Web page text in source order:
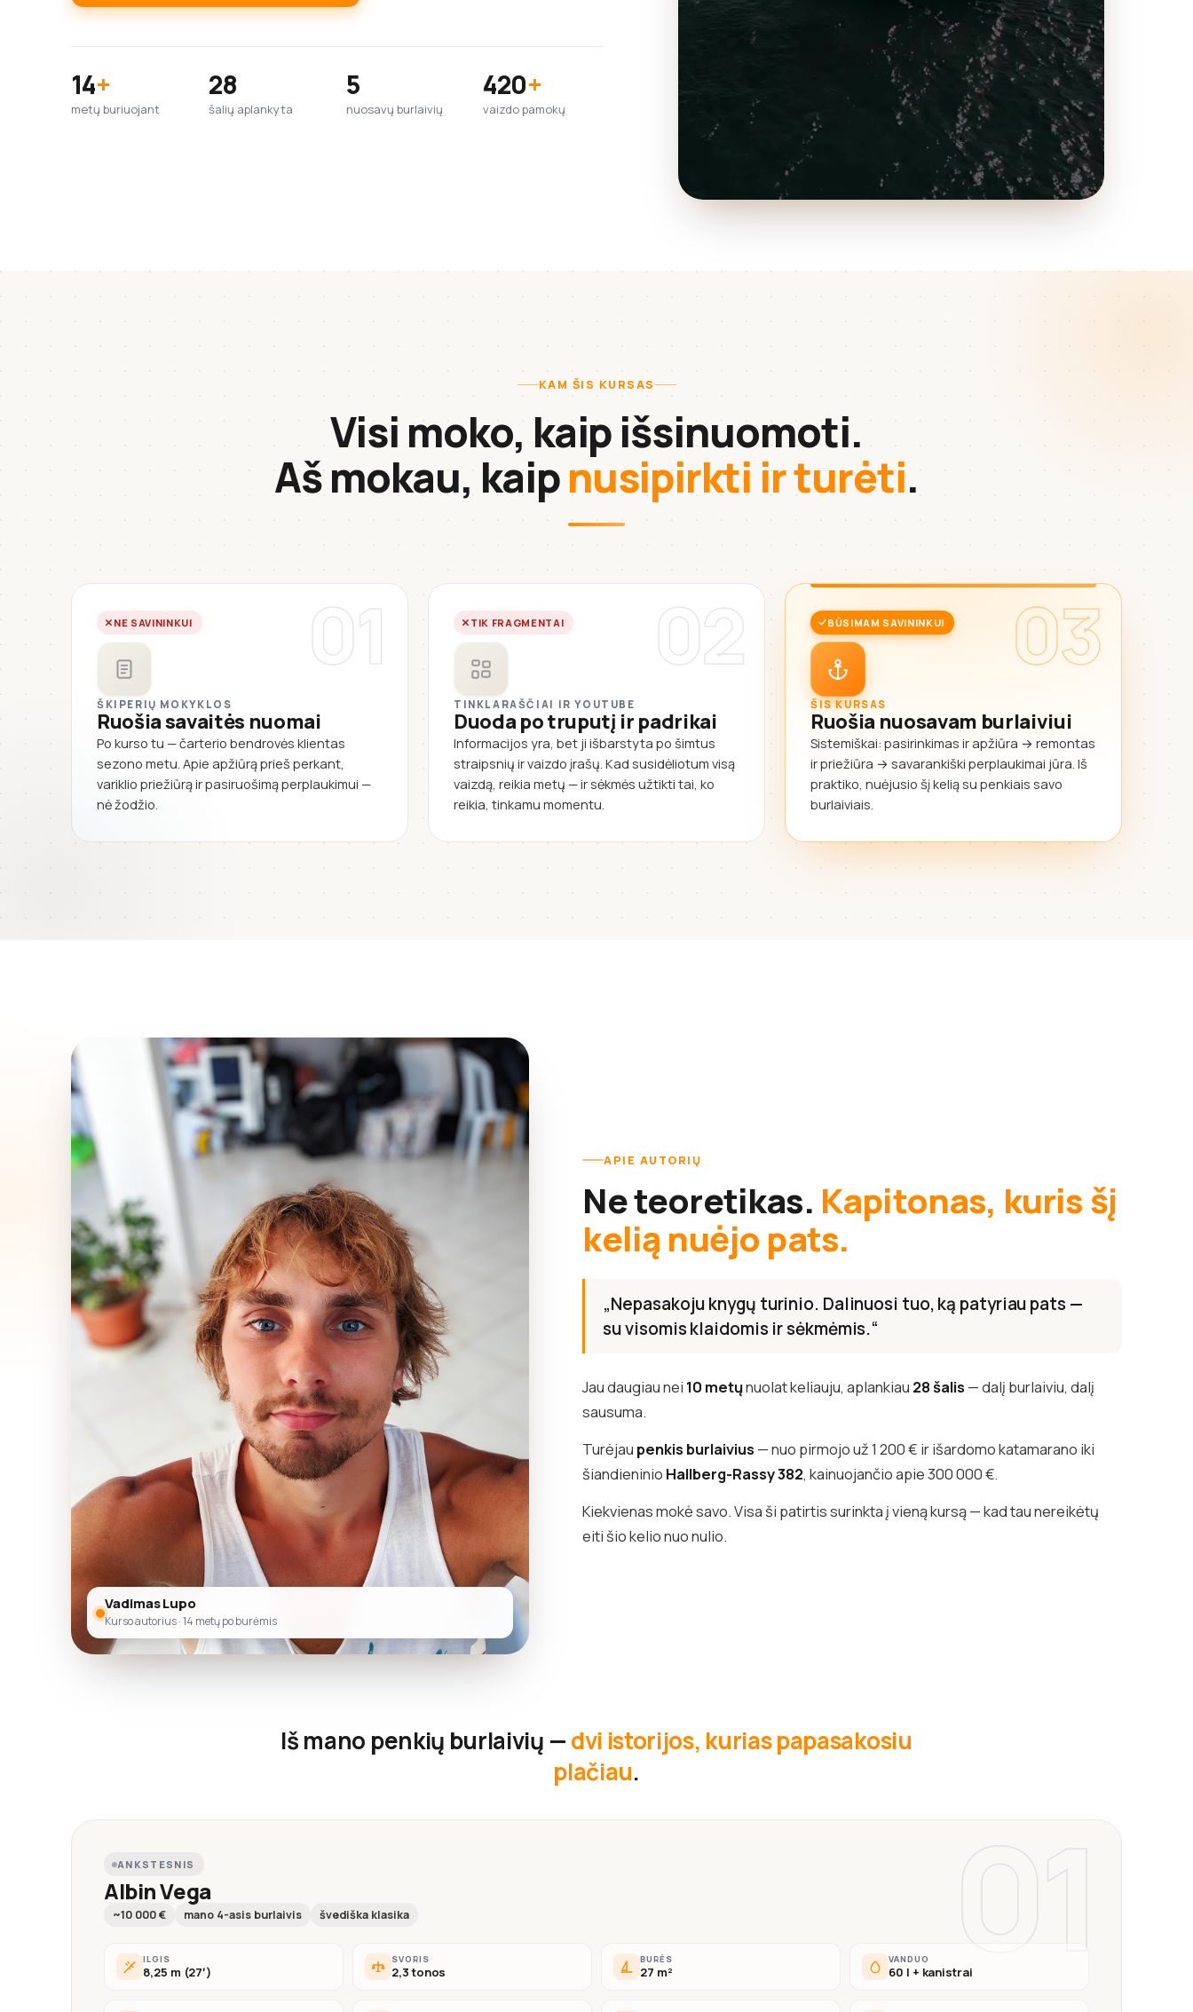
14+
metų buriuojant
28
šalių aplankyta
5
nuosavų burlaivių
420+
vaizdo pamokų
KAM ŠIS KURSAS
Visi moko, kaip išsinuomoti.
Aš mokau, kaipnusipirkti ir turėti.
01
NE SAVININKUI
ŠKIPERIŲ MOKYKLOS
Ruošia savaitės nuomai
Po kurso tu — čarterio bendrovės klientas
sezono metu. Apie apžiūrą prieš perkant,
variklio priežiūrą ir pasiruošimą perplaukimui —
nė žodžio.
02
TIK FRAGMENTAI
TINKLARAŠČIAI IR YOUTUBE
Duoda po truputį ir padrikai
Informacijos yra, bet ji išbarstyta po šimtus
straipsnių ir vaizdo įrašų. Kad susidėliotum visą
vaizdą, reikia metų — ir sėkmės užtikti tai, ko
reikia, tinkamu momentu.
03
BŪSIMAM SAVININKUI
ŠIS KURSAS
Ruošia nuosavam burlaiviui
Sistemiškai: pasirinkimas ir apžiūra → remontas
ir priežiūra → savarankiški perplaukimai jūra. Iš
praktiko, nuėjusio šį kelią su penkiais savo
burlaiviais.
Vadimas Lupo
Kurso autorius · 14 metų po burėmis
APIE AUTORIŲ
Ne teoretikas. Kapitonas, kuris šį
kelią nuėjo pats.
„Nepasakoju knygų turinio. Dalinuosi tuo, ką patyriau pats —
su visomis klaidomis ir sėkmėmis.“
Jau daugiau nei 10 metųnuolat keliauju, aplankiau 28 šalis — dalį burlaiviu, dalį
sausuma.
Turėjau penkis burlaivius — nuo pirmojo už 1 200 € ir išardomo katamarano iki
šiandieninio Hallberg-Rassy 382, kainuojančio apie 300 000 €.
Kiekvienas mokė savo. Visa ši patirtis surinkta į vieną kursą — kad tau nereikėtų
eiti šio kelio nuo nulio.
Iš mano penkių burlaivių —dvi istorijos, kurias papasakosiu
plačiau.
01
ANKSTESNIS
Albin Vega
~10 000 € mano 4-asis burlaivis švediška klasika
ILGIS
8,25 m (27′)
SVORIS
2,3 tonos
BURĖS
27 m²
VANDUO
60 l + kanistrai